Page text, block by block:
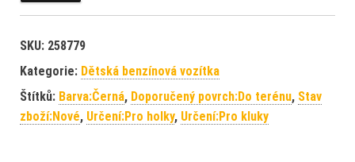
SKU: 258779
Kategorie: Dětská benzínová vozítka
Štítků: Barva:Černá, Doporučený povrch:Do terénu, Stav
zboží:Nové, Určení:Pro holky, Určení:Pro kluky